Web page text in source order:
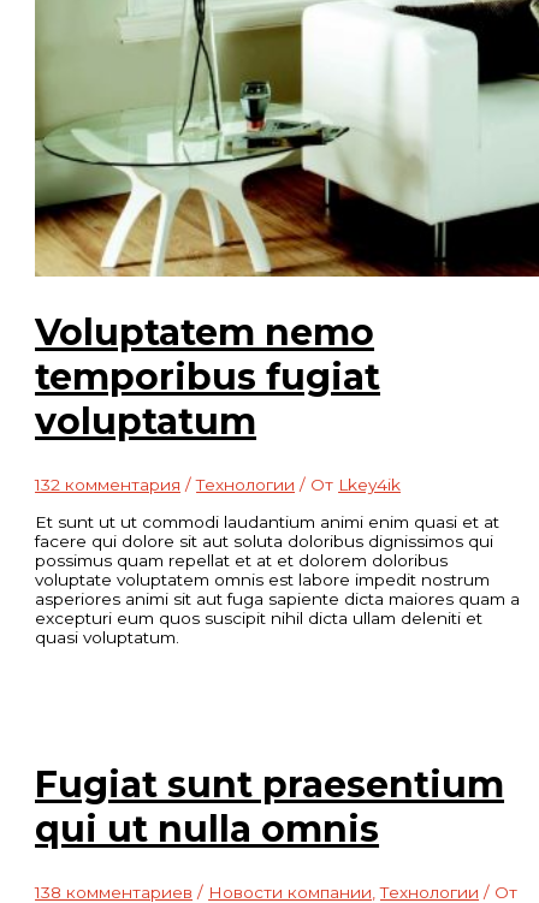
Voluptatem nemo
temporibus fugiat
voluptatum
132 комментария /Технологии / От Lkey4ik
Et sunt ut ut commodi laudantium animi enim quasi et at
facere qui dolore sit aut soluta doloribus dignissimos qui
possimus quam repellat et at et dolorem doloribus
voluptate voluptatem omnis est labore impedit nostrum
asperiores animi sit aut fuga sapiente dicta maiores quam a
excepturi eum quos suscipit nihil dicta ullam deleniti et
quasi voluptatum.
Fugiat sunt praesentium
qui ut nulla omnis
138 комментариев / Новости компании ,Технологии / От